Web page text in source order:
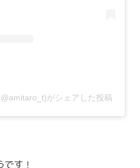
がシェアした投稿
す！